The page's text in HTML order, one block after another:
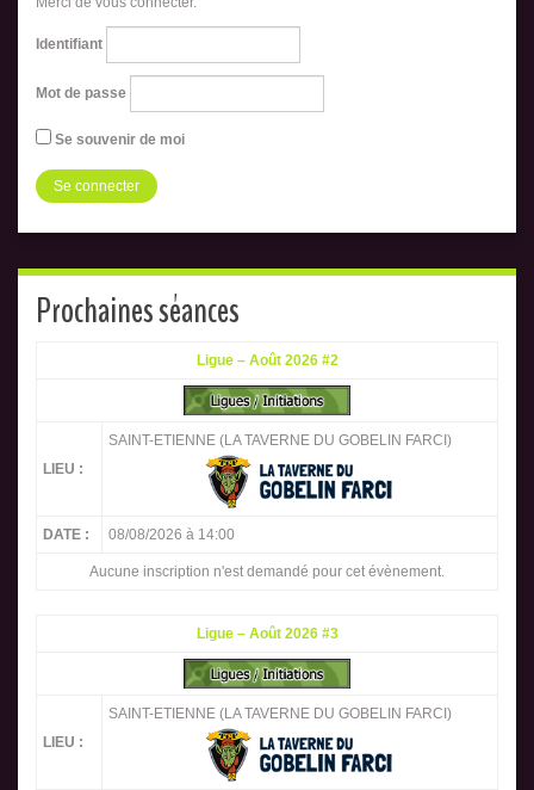
Identifiant
Mot de passe
Se souvenir de moi
Prochaines séances
Ligue – Août 2026 #2
LIEU :
SAINT-ETIENNE (LA TAVERNE DU GOBELIN FARCI)
DATE : 08/08/2026 à 14:00
Aucune inscription n'est demandé pour cet évènement.
Ligue – Août 2026 #3
LIEU :
SAINT-ETIENNE (LA TAVERNE DU GOBELIN FARCI)